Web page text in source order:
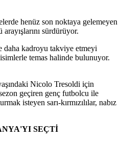
henüz son noktaya gelemeyen
sürdürüyor.
daha kadroyu takviye etmeyi
isimlerle temas halinde bulunuyor.
Nicolo Tresoldi için
geçiren genç futbolcu ile
isteyen sarı-kırmızılılar, nabız
SEÇTİ